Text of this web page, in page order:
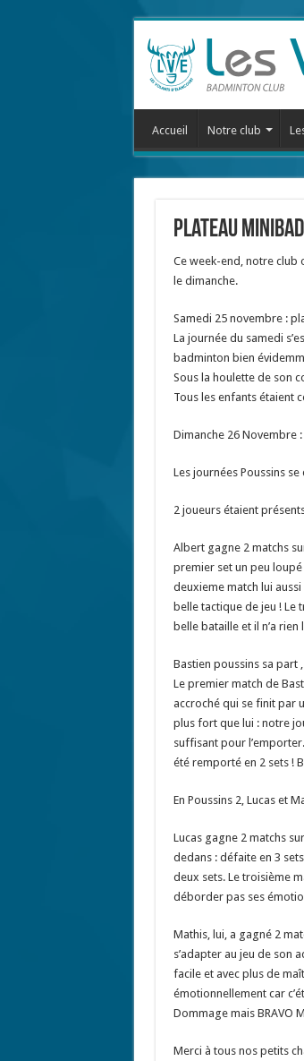
Accueil Notre club
Plateau
Ce week-end, notre club
le dimanche.
Samedi 25 novembre :
La journée du samedi
badminton bien
Sous la houlette de son
Tous les enfants étaient
Dimanche 26 Novembre
Les journées Poussins
2 joueurs étaient
Albert gagne 2 matchs
premier set un peu
deuxieme match lui
belle tactique de jeu ! Le
belle bataille et il n’a rien
Bastien poussins sa part
Le premier match de
accroché qui se finit par
plus fort que lui : notre
suffisant pour
été remporté en 2 sets !
En Poussins 2, Lucas et
Lucas gagne 2 matchs
dedans : défaite en 3
deux sets. Le troisième
déborder pas ses
Mathis, lui, a gagné 2
s’adapter au jeu de son
facile et avec plus de
émotionnellement car
Dommage mais BRAVO
Merci à tous nos petits